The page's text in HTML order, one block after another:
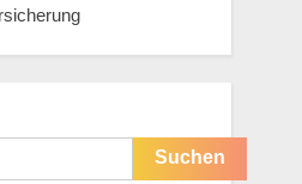
Suchen